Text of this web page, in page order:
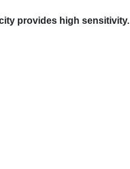
provides high sensitivity.